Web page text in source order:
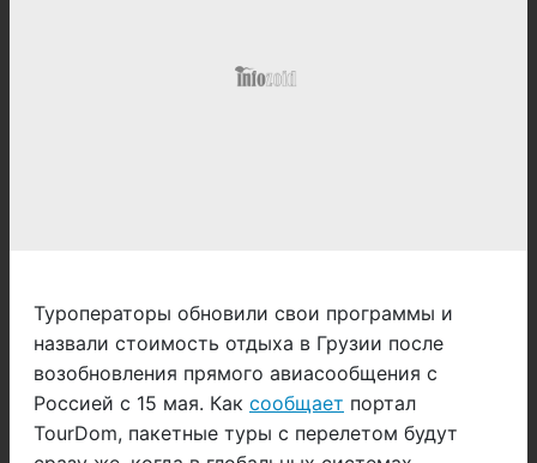
Туроператоры обновили свои программы и
назвали стоимость отдыха в Грузии после
возобновления прямого авиасообщения с
Россией с 15 мая. Как сообщает портал
TourDom, пакетные туры с перелетом будут